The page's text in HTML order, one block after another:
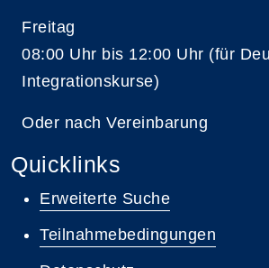
Freitag
08:00 Uhr bis 12:00 Uhr (für
Integrationskurse)
Oder nach Vereinbarung
Quicklinks
Erweiterte Suche
Teilnahmebedingungen